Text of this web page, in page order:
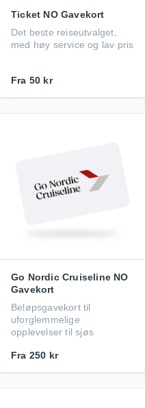
Ticket NO Gavekort
Det beste reiseutvalget,
med høy service og lav pris
Fra 50 kr
Go Nordic Cruiseline NO
Gavekort
Beløpsgavekort til
uforglemmelige
opplevelser til sjøs
Fra 250 kr